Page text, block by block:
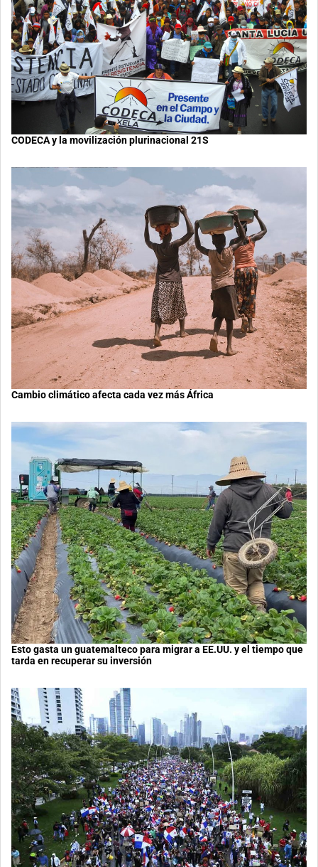
CODECA y la movilización plurinacional 21S
Cambio climático afecta cada vez más África
Esto gasta un guatemalteco para migrar a EE.UU. y el tiempo que
tarda en recuperar su inversión